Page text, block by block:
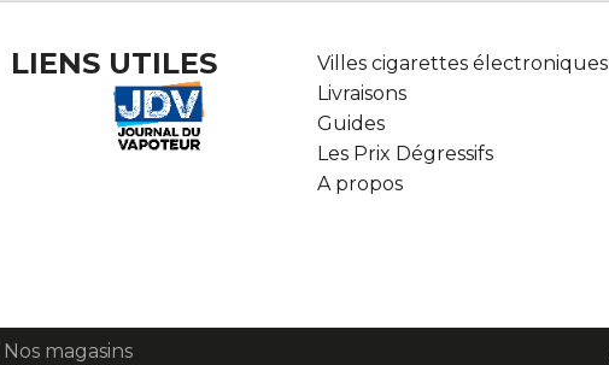
LIENS UTILES
Villes cigarettes électroniques
Livraisons
Guides
Les Prix Dégressifs
A propos
Nos magasins